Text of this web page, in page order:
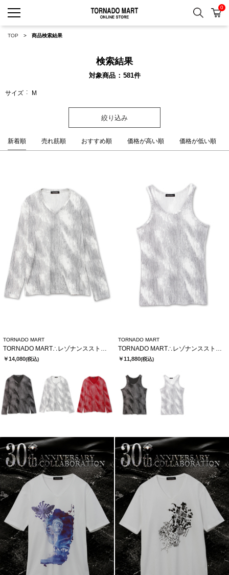
検索 カ
0
TOP 商品検索結果
検索結果
対象商品 581件
サイズ M
絞り込み
新着順 売れ筋順 おすすめ順 価格が高い順 価格が低い順
TORNADO MART
￥14,080(税込)
TORNADO MART
￥11,880(税込)